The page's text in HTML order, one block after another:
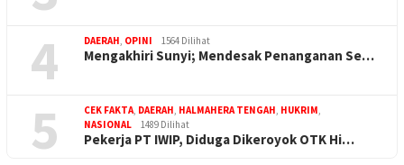
4 DAERAH, OPINI 1564 Dilihat
Mengakhiri Sunyi; Mendesak Penanganan Se…
5 CEK FAKTA, DAERAH, HALMAHERA TENGAH, HUKRIM,
NASIONAL
1489 Dilihat
Pekerja PT IWIP, Diduga Dikeroyok OTK Hi…